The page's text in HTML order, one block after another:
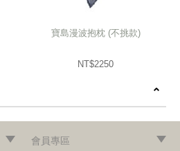
寶島漫波抱枕 (不挑款)
NT$2250
next
會員專區